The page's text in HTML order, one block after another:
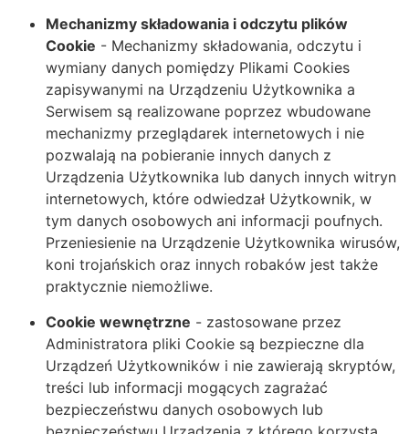
Mechanizmy składowania i odczytu plików
Cookie - Mechanizmy składowania, odczytu i
wymiany danych pomiędzy Plikami Cookies
zapisywanymi na Urządzeniu Użytkownika a
Serwisem są realizowane poprzez wbudowane
mechanizmy przeglądarek internetowych i nie
pozwalają na pobieranie innych danych z
Urządzenia Użytkownika lub danych innych witryn
internetowych, które odwiedzał Użytkownik, w
tym danych osobowych ani informacji poufnych.
Przeniesienie na Urządzenie Użytkownika wirusów,
koni trojańskich oraz innych robaków jest także
praktycznie niemożliwe.
Cookie wewnętrzne - zastosowane przez
Administratora pliki Cookie są bezpieczne dla
Urządzeń Użytkowników i nie zawierają skryptów,
treści lub informacji mogących zagrażać
bezpieczeństwu danych osobowych lub